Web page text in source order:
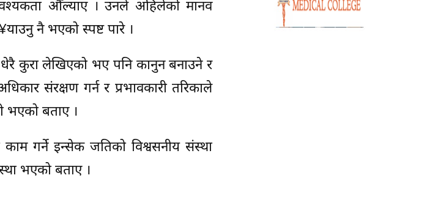
औँल्याए । उनले अहिलेको मानव
नै भएको स्पष्ट पारे ।
धेरै कुरा लेखिएको भए पनि कानुन बनाउने र
संरक्षण गर्न र प्रभावकारी तरिकाले
भएको बताए ।
काम गर्ने इन्सेक जतिको विश्वसनीय संस्था
भएको बताए ।